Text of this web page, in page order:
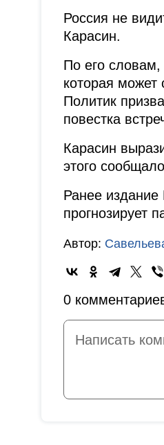
Россия не
Карасин.
По его
которая может
Политик
повестка
Карасин
этого
Ранее издание
прогнозирует
Автор:
0